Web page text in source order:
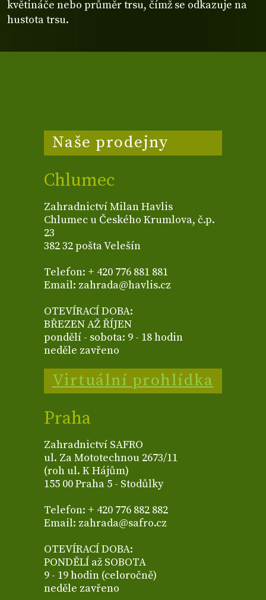
květináče nebo průměr trsu, čímž se odkazuje na
hustota trsu.
Naše prodejny
Chlumec
Zahradnictví Milan Havlis
Chlumec u Českého Krumlova, č.p.
23
382 32 pošta Velešín
Telefon: + 420 776 881 881
Email: zahrada@havlis.cz
OTEVÍRACÍ DOBA:
BŘEZEN AŽ ŘÍJEN
pondělí - sobota: 9 - 18 hodin
neděle zavřeno
Virtuální prohlídka
Praha
Zahradnictví SAFRO
ul. Za Mototechnou 2673/11
(roh ul. K Hájům)
155 00 Praha 5 - Stodůlky
Telefon: + 420 776 882 882
Email: zahrada@safro.cz
OTEVÍRACÍ DOBA:
PONDĚLÍ až SOBOTA
9 - 19 hodin (celoročně)
neděle zavřeno